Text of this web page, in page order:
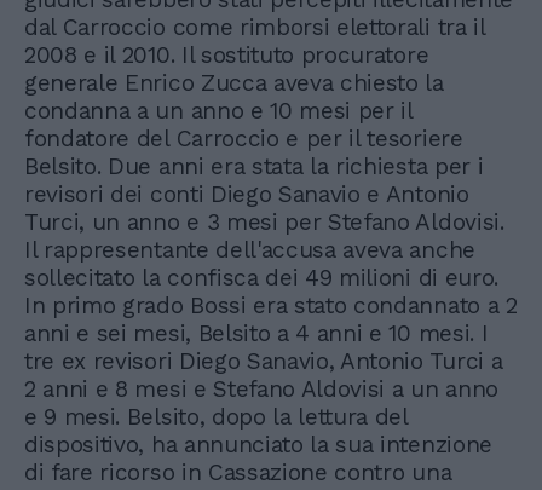
dal Carroccio come rimborsi elettorali tra il
2008 e il 2010. Il sostituto procuratore
generale Enrico Zucca aveva chiesto la
condanna a un anno e 10 mesi per il
fondatore del Carroccio e per il tesoriere
Belsito. Due anni era stata la richiesta per i
revisori dei conti Diego Sanavio e Antonio
Turci, un anno e 3 mesi per Stefano Aldovisi.
Il rappresentante dell'accusa aveva anche
sollecitato la confisca dei 49 milioni di euro.
In primo grado Bossi era stato condannato a 2
anni e sei mesi, Belsito a 4 anni e 10 mesi. I
tre ex revisori Diego Sanavio, Antonio Turci a
2 anni e 8 mesi e Stefano Aldovisi a un anno
e 9 mesi. Belsito, dopo la lettura del
dispositivo, ha annunciato la sua intenzione
di fare ricorso in Cassazione contro una